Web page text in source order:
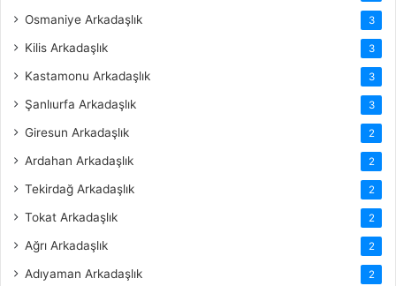
Osmaniye Arkadaşlık 3
Kilis Arkadaşlık 3
Kastamonu Arkadaşlık 3
Şanlıurfa Arkadaşlık 3
Giresun Arkadaşlık 2
Ardahan Arkadaşlık 2
Tekirdağ Arkadaşlık 2
Tokat Arkadaşlık 2
Ağrı Arkadaşlık 2
Adıyaman Arkadaşlık 2